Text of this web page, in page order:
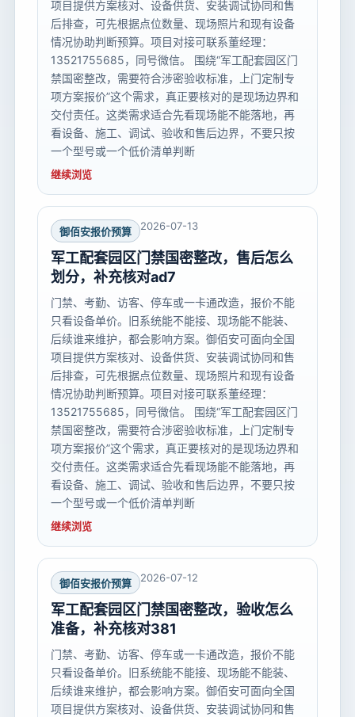
项目提供方案核对、设备供货、安装调试协同和售
后排查，可先根据点位数量、现场照片和现有设备
情况协助判断预算。项目对接可联系董经理：
13521755685，同号微信。 围绕“军工配套园区门
禁国密整改，需要符合涉密验收标准，上门定制专
项方案报价”这个需求，真正要核对的是现场边界和
交付责任。这类需求适合先看现场能不能落地，再
看设备、施工、调试、验收和售后边界，不要只按
一个型号或一个低价清单判断
继续浏览
御佰安报价预算 2026-07-13
军工配套园区门禁国密整改，售后怎么
划分，补充核对ad7
门禁、考勤、访客、停车或一卡通改造，报价不能
只看设备单价。旧系统能不能接、现场能不能装、
后续谁来维护，都会影响方案。御佰安可面向全国
项目提供方案核对、设备供货、安装调试协同和售
后排查，可先根据点位数量、现场照片和现有设备
情况协助判断预算。项目对接可联系董经理：
13521755685，同号微信。 围绕“军工配套园区门
禁国密整改，需要符合涉密验收标准，上门定制专
项方案报价”这个需求，真正要核对的是现场边界和
交付责任。这类需求适合先看现场能不能落地，再
看设备、施工、调试、验收和售后边界，不要只按
一个型号或一个低价清单判断
继续浏览
御佰安报价预算 2026-07-12
军工配套园区门禁国密整改，验收怎么
准备，补充核对381
门禁、考勤、访客、停车或一卡通改造，报价不能
只看设备单价。旧系统能不能接、现场能不能装、
后续谁来维护，都会影响方案。御佰安可面向全国
项目提供方案核对、设备供货、安装调试协同和售